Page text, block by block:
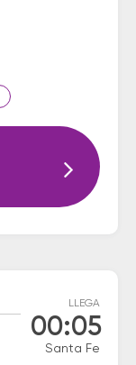
LLEGA
00:05
Santa Fe